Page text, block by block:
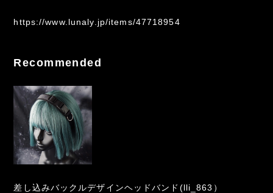
https://www.lunaly.jp/items/47718954
Recommended
差し込みバックルデザインヘッドバンド(lli_863）